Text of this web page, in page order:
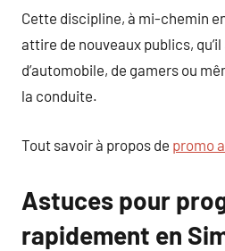
Cette discipline, à mi-chemin
attire de nouveaux publics,
d’automobile, de gamers ou
la conduite.
Tout savoir à propos de promo
Astuces pour
rapidement en